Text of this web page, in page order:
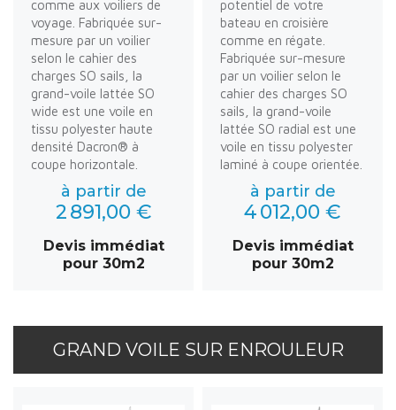
comme aux voiliers de
voyage. Fabriquée sur-
mesure par un voilier
selon le cahier des
charges SO sails, la
grand-voile lattée SO
wide est une voile en
tissu polyester haute
densité Dacron® à
coupe horizontale.
à partir de
2 891,00 €
Devis immédiat
pour 30m2
potentiel de votre
bateau en croisière
comme en régate.
Fabriquée sur-mesure
par un voilier selon le
cahier des charges SO
sails, la grand-voile
lattée SO radial est une
voile en tissu polyester
laminé à coupe orientée.
à partir de
4 012,00 €
Devis immédiat
pour 30m2
GRAND VOILE SUR ENROULEUR